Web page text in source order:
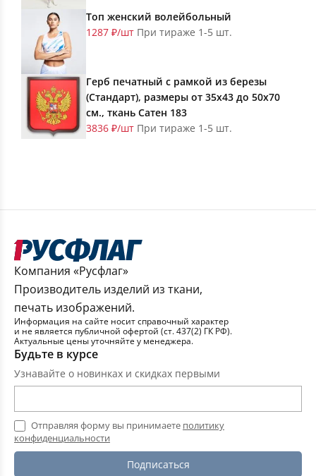
Топ женский волейбольный
1287 ₽/шт При тираже 1-5 шт.
Герб печатный с рамкой из березы
(Стандарт), размеры от 35х43 до 50х70
см., ткань Сатен 183
3836 ₽/шт При тираже 1-5 шт.
Компания «Русфлаг»
Производитель изделий из ткани,
печать изображений.
Информация на сайте носит справочный характер
и не является публичной офертой (ст. 437(2) ГК РФ).
Актуальные цены уточняйте у менеджера.
Будьте в курсе
Узнавайте о новинках и скидках первыми
Отправляя форму вы принимаете политику
конфиденциальности
Подписаться